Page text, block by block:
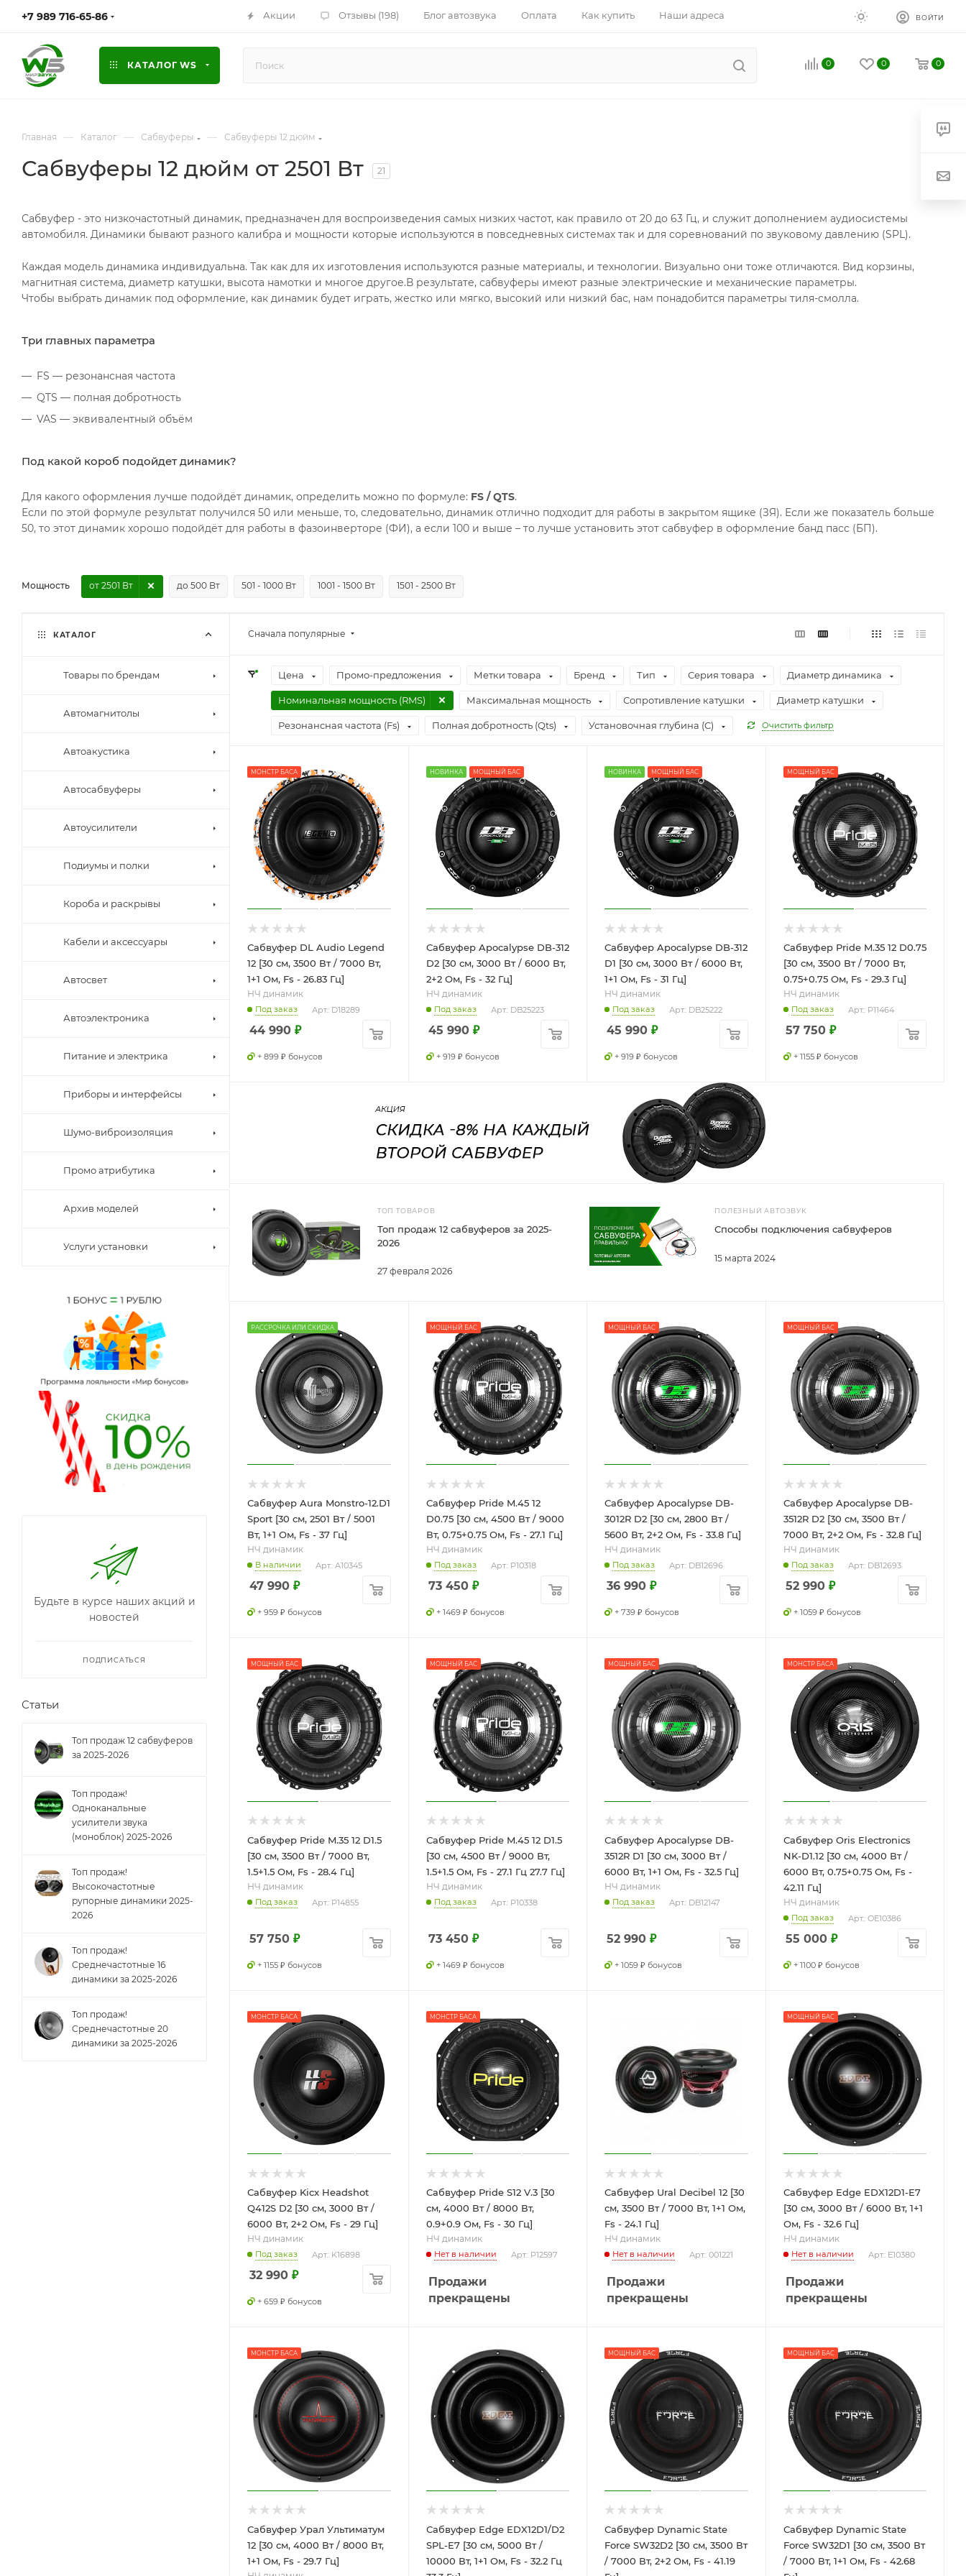
+7 989 716-65-86 Акции Отзывы (198) Блог автозвука Оплата Как купить Наши адреса ВОЙТИ
КАТАЛОГ WS 0 0 0
Главная — Каталог — Сабвуферы — Сабвуферы 12 дюйм
Сабвуферы 12 дюйм от 2501 Вт 21
Сабвуфер - это низкочастотный динамик, предназначен для воспроизведения самых низких частот, как правило от 20 до 63 Гц, и служит дополнением аудиосистемы
автомобиля. Динамики бывают разного калибра и мощности которые используются в повседневных системах так и для соревнований по звуковому давлению (SPL).
Каждая модель динамика индивидуальна. Так как для их изготовления используются разные материалы, и технологии. Визуально они тоже отличаются. Вид корзины,
магнитная система, диаметр катушки, высота намотки и многое другое.В результате, сабвуферы имеют разные электрические и механические параметры.
Чтобы выбрать динамик под оформление, как динамик будет играть, жестко или мягко, высокий или низкий бас, нам понадобится параметры тиля-смолла.
Три главных параметра
FS — резонансная частота
QTS — полная добротность
VAS — эквивалентный объём
Под какой короб подойдет динамик?
Для какого оформления лучше подойдёт динамик, определить можно по формуле: FS / QTS.
Если по этой формуле результат получился 50 или меньше, то, следовательно, динамик отлично подходит для работы в закрытом ящике (ЗЯ). Если же показатель больше
50, то этот динамик хорошо подойдёт для работы в фазоинверторе (ФИ), а если 100 и выше – то лучше установить этот сабвуфер в оформление банд пасс (БП).
Мощность до 500 Вт 501 - 1000 Вт 1001 - 1500 Вт 1501 - 2500 Вт
от 2501 Вт
Сначала популярные
Цена Промо-предложения Метки товара Бренд Тип Серия товара Диаметр динамика
Номинальная мощность (RMS) Максимальная мощность Сопротивление катушки Диаметр катушки
Резонансная частота (Fs) Полная добротность (Qts) Установочная глубина (C) Очистить фильтр
МОНСТР БАСА
Сабвуфер DL Audio Legend
12 [30 см, 3500 Вт / 7000 Вт,
1+1 Ом, Fs - 26.83 Гц]
НЧ динамик
Под заказ Арт.: D18289
44 990 ₽
+ 899 ₽ бонусов
НОВИНКА МОЩНЫЙ БАС
Сабвуфер Apocalypse DB-312
D2 [30 см, 3000 Вт / 6000 Вт,
2+2 Ом, Fs - 32 Гц]
НЧ динамик
Под заказ Арт.: DB25223
45 990₽
+ 919 ₽ бонусов
НОВИНКА МОЩНЫЙ БАС
Сабвуфер Apocalypse DB-312
D1 [30 см, 3000 Вт / 6000 Вт,
1+1 Ом, Fs - 31 Гц]
НЧ динамик
Под заказ Арт.: DB25222
45 990 ₽
+ 919 ₽ бонусов
МОЩНЫЙ БАС
Сабвуфер Pride M.35 12 D0.75
[30 см, 3500 Вт / 7000 Вт,
0.75+0.75 Ом, Fs - 29.3 Гц]
НЧ динамик
Под заказ Арт.: P11464
57 750₽
+ 1155 ₽ бонусов
ТОП ТОВАРОВ
27 февраля 2026
Топ продаж 12 сабвуферов за 2025-
2026
ПОЛЕЗНЫЙ АВТОЗВУК
15 марта 2024
Способы подключения сабвуферов
РАССРОЧКА ИЛИ СКИДКА
Сабвуфер Aura Monstro-12.D1
Sport [30 см, 2501 Вт / 5001
Вт, 1+1 Ом, Fs - 37 Гц]
НЧ динамик
В наличии Арт.: A10345
47 990 ₽
+ 959 ₽ бонусов
МОЩНЫЙ БАС
Сабвуфер Pride M.45 12
D0.75 [30 см, 4500 Вт / 9000
Вт, 0.75+0.75 Ом, Fs - 27.1 Гц]
НЧ динамик
Под заказ Арт.: P10318
73 450₽
+ 1469 ₽ бонусов
МОЩНЫЙ БАС
Сабвуфер Apocalypse DB-
3012R D2 [30 см, 2800 Вт /
5600 Вт, 2+2 Ом, Fs - 33.8 Гц]
НЧ динамик
Под заказ Арт.: DB12696
36 990 ₽
+ 739 ₽ бонусов
МОЩНЫЙ БАС
Сабвуфер Apocalypse DB-
3512R D2 [30 см, 3500 Вт /
7000 Вт, 2+2 Ом, Fs - 32.8 Гц]
НЧ динамик
Под заказ Арт.: DB12693
52 990₽
+ 1059 ₽ бонусов
МОЩНЫЙ БАС
Сабвуфер Pride M.35 12 D1.5
[30 см, 3500 Вт / 7000 Вт,
1.5+1.5 Ом, Fs - 28.4 Гц]
НЧ динамик
Под заказ Арт.: P14855
57 750 ₽
+ 1155 ₽ бонусов
МОЩНЫЙ БАС
Сабвуфер Pride M.45 12 D1.5
[30 см, 4500 Вт / 9000 Вт,
1.5+1.5 Ом, Fs - 27.1 Гц 27.7 Гц]
НЧ динамик
Под заказ Арт.: P10338
73 450₽
+ 1469 ₽ бонусов
МОЩНЫЙ БАС
Сабвуфер Apocalypse DB-
3512R D1 [30 см, 3000 Вт /
6000 Вт, 1+1 Ом, Fs - 32.5 Гц]
НЧ динамик
Под заказ Арт.: DB12147
52 990 ₽
+ 1059 ₽ бонусов
МОНСТР БАСА
Сабвуфер Oris Electronics
NK-D1.12 [30 см, 4000 Вт /
6000 Вт, 0.75+0.75 Ом, Fs -
42.11 Гц]
НЧ динамик
Под заказ Арт.: OE10386
55 000₽
+ 1100 ₽ бонусов
МОНСТР БАСА
Сабвуфер Kicx Headshot
Q412S D2 [30 см, 3000 Вт /
6000 Вт, 2+2 Ом, Fs - 29 Гц]
НЧ динамик
Под заказ Арт.: K16898
32 990 ₽
+ 659 ₽ бонусов
МОНСТР БАСА
Сабвуфер Pride S12 V.3 [30
см, 4000 Вт / 8000 Вт,
0.9+0.9 Ом, Fs - 30 Гц]
НЧ динамик
Нет в наличии Арт.: P12597
Продажи
прекращены
Сабвуфер Ural Decibel 12 [30
см, 3500 Вт / 7000 Вт, 1+1 Ом,
Fs - 24.1 Гц]
НЧ динамик
Нет в наличии Арт.: 001221
Продажи
прекращены
МОЩНЫЙ БАС
Сабвуфер Edge EDX12D1-E7
[30 см, 3000 Вт / 6000 Вт, 1+1
Ом, Fs - 32.6 Гц]
НЧ динамик
Нет в наличии Арт.: E10380
Продажи
прекращены
МОНСТР БАСА
Сабвуфер Урал Ультиматум
12 [30 см, 4000 Вт / 8000 Вт,
1+1 Ом, Fs - 29.7 Гц]
Сабвуфер Edge EDX12D1/D2
SPL-E7 [30 см, 5000 Вт /
10000 Вт, 1+1 Ом, Fs - 32.2 Гц
МОЩНЫЙ БАС
Сабвуфер Dynamic State
Force SW32D2 [30 см, 3500 Вт
/ 7000 Вт, 2+2 Ом, Fs - 41.19
МОЩНЫЙ БАС
Сабвуфер Dynamic State
Force SW32D1 [30 см, 3500 Вт
/ 7000 Вт, 1+1 Ом, Fs - 42.68
КАТАЛОГ
Товары по брендам
Автомагнитолы
Автоакустика
Автосабвуферы
Автоусилители
Подиумы и полки
Короба и раскрывы
Кабели и аксессуары
Автосвет
Автоэлектроника
Питание и электрика
Приборы и интерфейсы
Шумо-виброизоляция
Промо атрибутика
Архив моделей
Услуги установки
Будьте в курсе наших акций и
новостей
ПОДПИСАТЬСЯ
Статьи
Топ продаж 12 сабвуферов
за 2025-2026
Топ продаж!
Одноканальные
усилители звука
(моноблок) 2025-2026
Топ продаж!
Высокочастотные
рупорные динамики 2025-
2026
Топ продаж!
Cреднечастотные 16
динамики за 2025-2026
Топ продаж!
Cреднечастотные 20
динамики за 2025-2026